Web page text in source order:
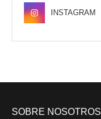
INSTAGRAM
SOBRE NOSOTROS